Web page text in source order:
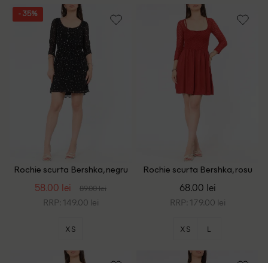
- 35%
Rochie scurta Bershka, negru
58.00 lei 89.00 lei
RRP: 149.00 lei
XS
Rochie scurta Bershka, rosu
68.00 lei
RRP: 179.00 lei
XS L